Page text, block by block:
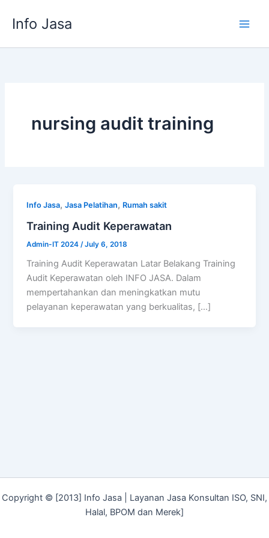
Info Jasa
nursing audit training
Info Jasa,Jasa Pelatihan, Rumah sakit
Training Audit Keperawatan
Admin-IT 2024 /July 6, 2018
Training Audit Keperawatan Latar Belakang Training
Audit Keperawatan oleh INFO JASA. Dalam
mempertahankan dan meningkatkan mutu
pelayanan keperawatan yang berkualitas, […]
Copyright © [2013] Info Jasa | Layanan Jasa Konsultan ISO, SNI,
Halal, BPOM dan Merek]